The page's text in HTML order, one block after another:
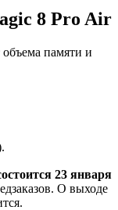
8 Pro Air
объема памяти и
23 января
О выходе